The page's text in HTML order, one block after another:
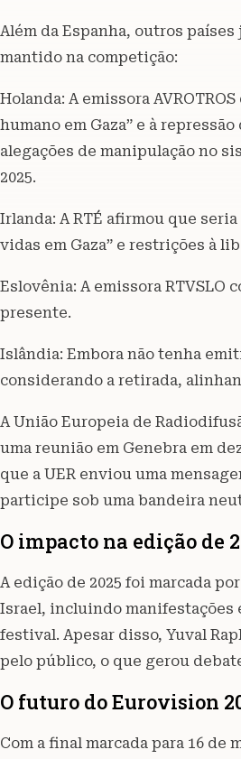
Além da Espanha, outros
mantido na competição:
Holanda: A emissora
humano em Gaza” e à
alegações de manipulação no
2025.
Irlanda: A RTÉ afirmou que
vidas em Gaza” e restrições à
Eslovênia: A emissora
presente.
Islândia: Embora não tenha
considerando a retirada,
A União Europeia de
uma reunião em Genebra em
que a UER enviou uma
participe sob uma bandeira
O impacto na edição de
A edição de 2025 foi marcada
Israel, incluindo manifestações
festival. Apesar disso, Yuval
pelo público, o que gerou
O futuro do Eurovision
Com a final marcada para 16 de